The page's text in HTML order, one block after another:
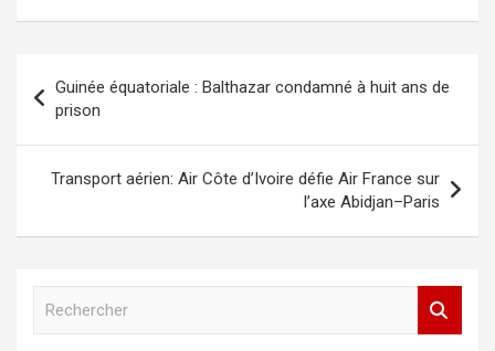
Guinée équatoriale : Balthazar condamné à huit ans de
prison
Transport aérien: Air Côte d’Ivoire défie Air France sur
l’axe Abidjan–Paris